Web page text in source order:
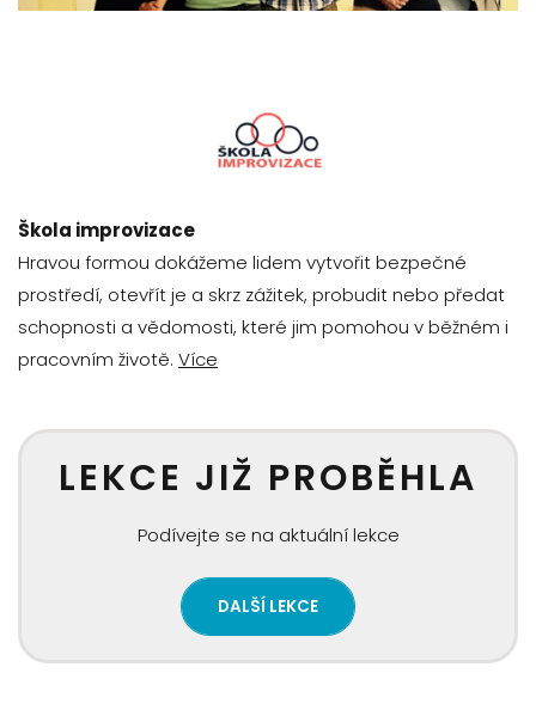
Škola improvizace
Hravou formou dokážeme lidem vytvořit bezpečné
prostředí, otevřít je a skrz zážitek, probudit nebo předat
schopnosti a vědomosti, které jim pomohou v běžném i
pracovním životě. Více
LEKCE JIŽ PROBĚHLA
Podívejte se na aktuální lekce
DALŠÍ LEKCE